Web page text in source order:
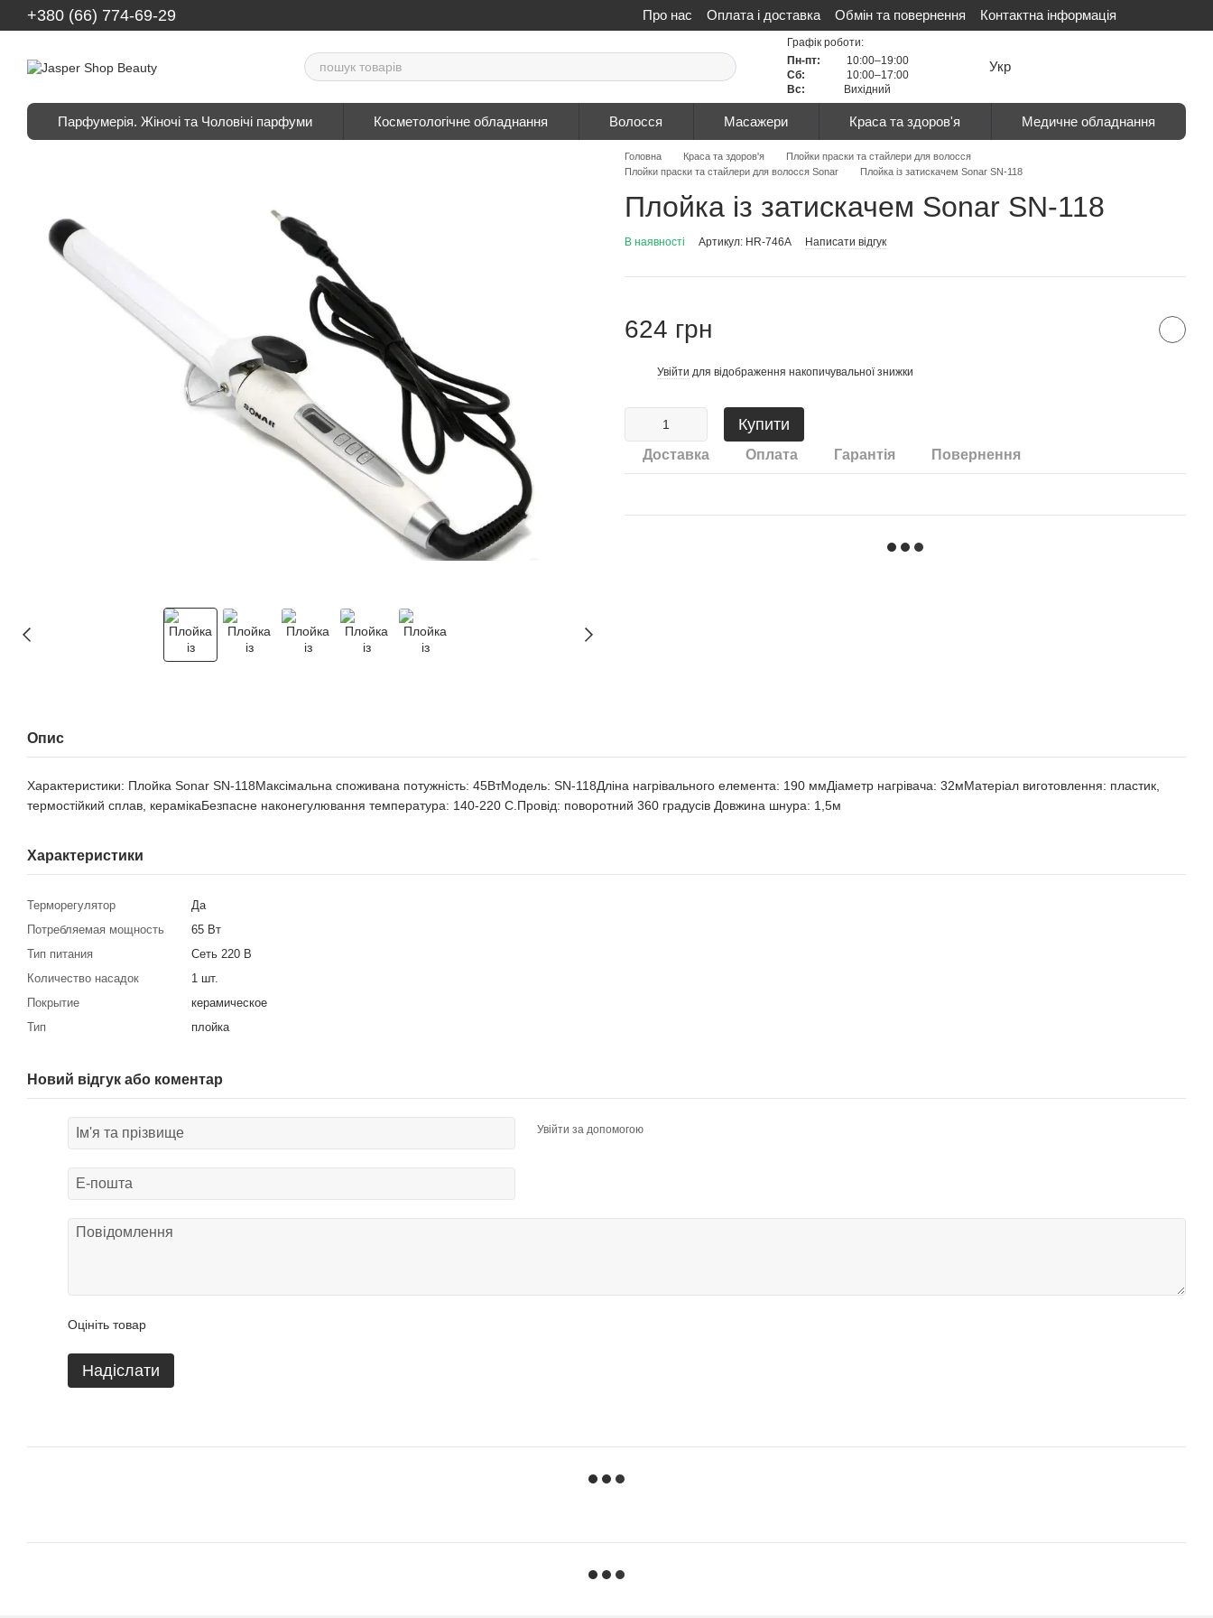
Перейти до основного контенту
+380 (66) 774-69-29 Про нас Оплата і доставка Обмін та повернення
Контактна інформація
Політика конфіденційності
Сертифікати Відгуки про магазин
Графік роботи:
Пн-пт:
10:00–19:00
Сб:
10:00–17:00
Вс:
Вихідний
Укр
Парфумерія. Жіночі та Чоловічі парфуми Косметологічне обладнання Волосся Масажери Краса та здоров'я Медичне обладнання
Головна Краса та здоров'я
Плойки праски та стайлери для волосся
Плойки праски та стайлери для волосся Sonar
Плойка із затискачем Sonar SN-118
Плойка із затискачем Sonar SN-118
В наявності Артикул: HR-746A Написати відгук
624 грн
Увійти для відображення накопичувальної знижки
Купити
Доставка Оплата Гарантія Повернення
Опис
Характеристики: Плойка Sonar SN-118Максімальна споживана потужність: 45ВтМодель: SN-118Дліна нагрівального елемента: 190 ммДіаметр нагрівача: 32мМатеріал виготовлення: пластик,
термостійкий сплав, керамікаБезпасне наконегулювання температура: 140-220 С.Провід: поворотний 360 градусів Довжина шнура: 1,5м
Характеристики
Терморегулятор
Да
Потребляемая мощность
65 Вт
Тип питания
Сеть 220 В
Количество насадок
1 шт.
Покрытие
керамическое
Тип
плойка
Новий відгук або коментар
Увійти за допомогою
Оцініть товар
Надіслати